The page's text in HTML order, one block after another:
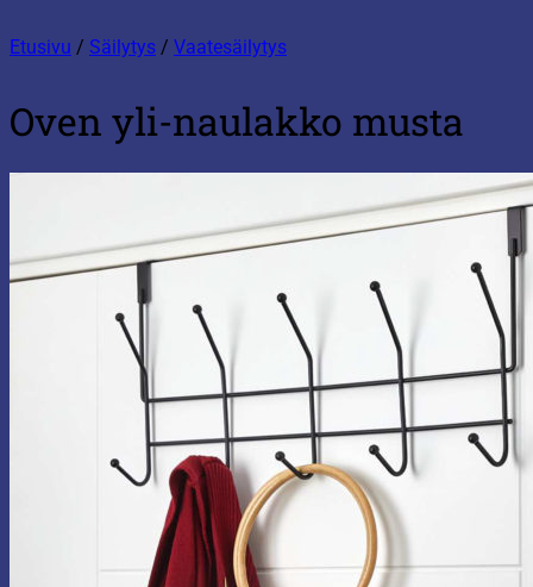
Etusivu / Säilytys / Vaatesäilytys
Oven yli-naulakko musta